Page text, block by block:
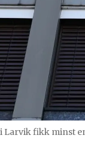
Larvik fikk minst